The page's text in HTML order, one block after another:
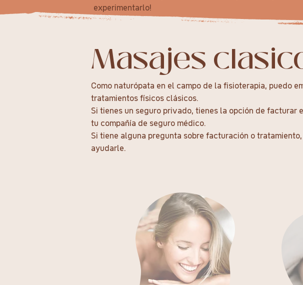
experimentarlo!
Masajes
Como naturópata en el campo de la fisioterapia, puedo
tratamientos físicos clásicos.
Si tienes un seguro privado, tienes la opción de facturar
tu compañía de seguro médico.
Si tiene alguna pregunta sobre facturación o
ayudarle.